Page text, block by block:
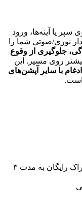
یا آینه‌ها، ورود
نوری/صوتی شما را
جلوگیری از وقوع
روی مسیر. این
با سایر آپشن‌های
است.
نرم افزار اختصاصی برای اندروید وIOS اشتراک رایگان به مدت ۳